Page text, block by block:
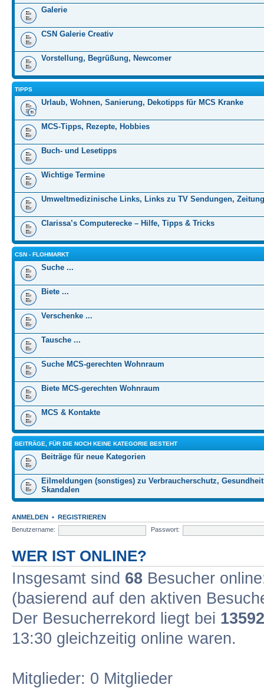
Galerie
CSN Galerie Creativ
Vorstellung, Begrüßung, Newcomer
TIPPS
Urlaub, Wohnen, Sanierung, Dekotipps für MCS Kranke
MCS-Tipps, Rezepte, Hobbies
Buch- und Lesetipps
Wichtige Termine
Umweltmedizinische Links, Links zu TV Sendungen,
Clarissa’s Computerecke – Hilfe, Tipps & Tricks
CSN - FLOHMARKT
Suche ...
Biete ...
Verschenke ...
Tausche ...
Suche MCS-gerechten Wohnraum
Biete MCS-gerechten Wohnraum
MCS & Kontakte
BEITRÄGE, FÜR DIE NOCH KEINE KATEGORIE BESTEHT
Beiträge für neue Kategorien
Eilmeldungen (sonstiges) zu Verbraucherschutz,
Skandalen
ANMELDEN • REGISTRIEREN
Benutzername:
Passwort:
WER IST ONLINE?
Insgesamt sind 68 Besucher
(basierend auf den aktiven
Der Besucherrekord liegt bei 13592
13:30 gleichzeitig online waren.
Mitglieder: 0 Mitglieder